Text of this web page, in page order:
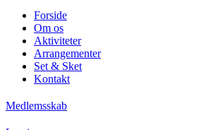
Forside
Om os
Aktiviteter
Arrangementer
Set & Sket
Kontakt
Medlemsskab